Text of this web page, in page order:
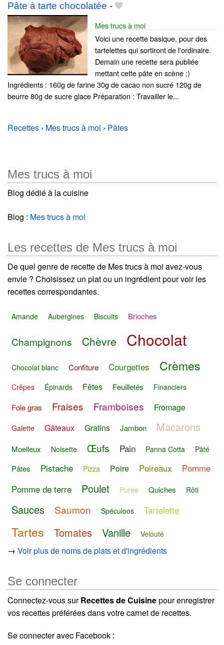
Pâte à tarte chocolatée -
Mes trucs à moi
Voici une recette basique, pour des
tartelettes qui sortiront de l'ordinaire.
Demain une recette sera publiée
mettant cette pâte en scène ;)
Ingrédients : 160g de farine 30g de cacao non sucré 120g de
beurre 80g de sucre glace Préparation : Travailler le...
Recettes › Mes trucs à moi › Pâtes
Mes trucs à moi
Blog dédié à la cuisine
Blog : Mes trucs à moi
Les recettes de Mes trucs à moi
De quel genre de recette de Mes trucs à moi avez-vous
envie ? Choisissez un plat ou un ingrédient pour voir les
recettes correspondantes.
Amande Aubergines Biscuits Brioches
Champignons Chèvre Chocolat
Chocolat blanc Confiture Courgettes Crèmes
Crêpes Épinards Fêtes Feuilletés Financiers
Foie gras Fraises Framboises Fromage
Galette Gâteaux Gratins Jambon Macarons
Moelleux Noisette Œufs Pain Panna Cotta Pâté
Pâtes Pistache Pizza Poire Poireaux
Pomme
Pomme de terre
Poulet Purée Quiches Rôti
Sauces Saumon Spéculoos Tartelette
Tartes Tomates Vanille Velouté
→ Voir plus de noms de plats et d'ingrédients
Se connecter
Connectez-vous surRecettes de Cuisinepour enregistrer
vos recettes préférées dans votre carnet de recettes.
Se connecter avec Facebook :